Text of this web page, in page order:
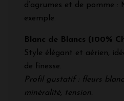
d’agrumes et de pomme :
exemple.
Blanc de Blancs (100%
Style élégant et aérien,
de finesse.
Profil gustatif : fleurs
minéralité, tension.